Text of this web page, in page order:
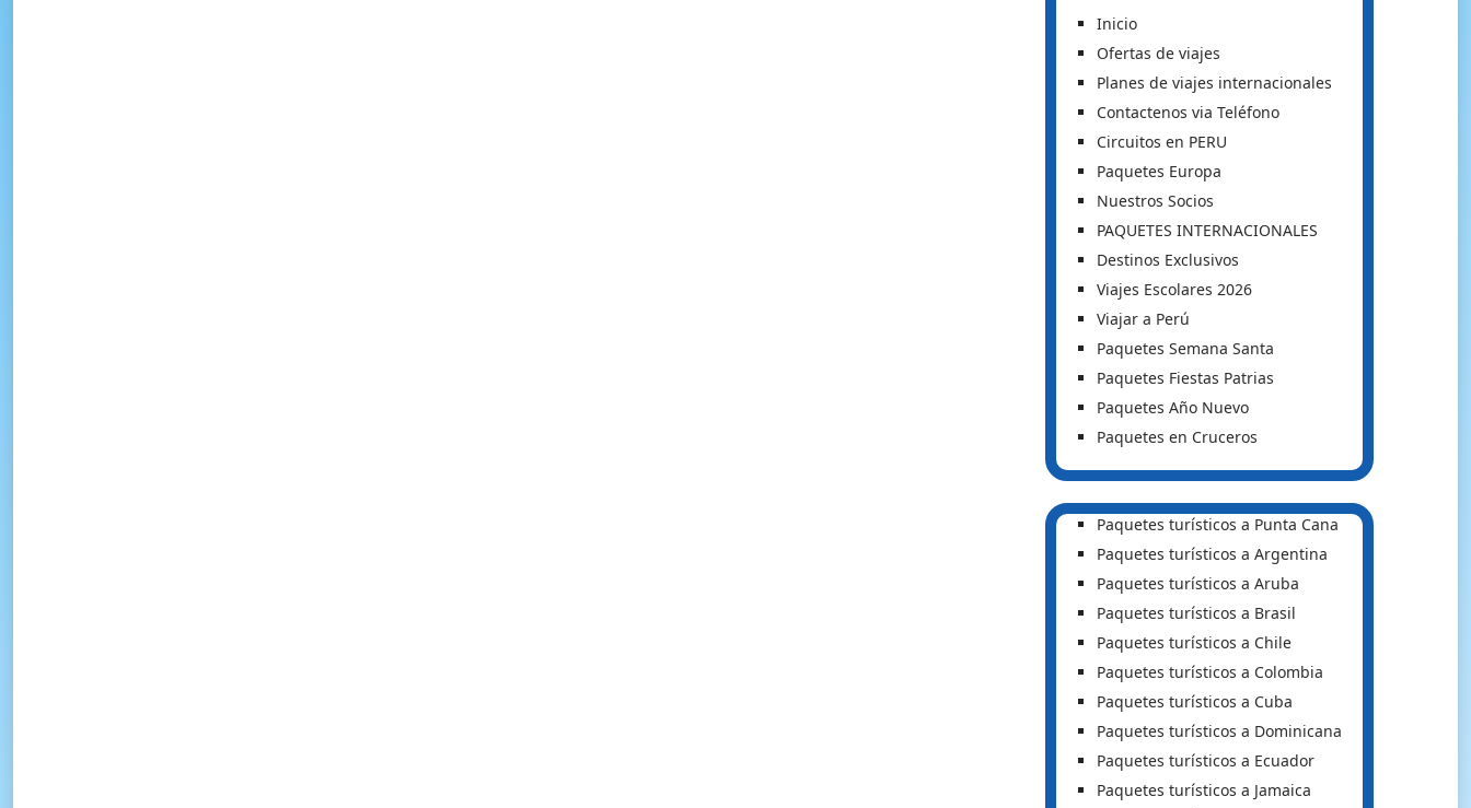
Inicio
Ofertas de viajes
Planes de viajes internacionales
Contactenos via Teléfono
Circuitos en PERU
Paquetes Europa
Nuestros Socios
PAQUETES INTERNACIONALES
Destinos Exclusivos
Viajes Escolares 2026
Viajar a Perú
Paquetes Semana Santa
Paquetes Fiestas Patrias
Paquetes Año Nuevo
Paquetes en Cruceros
Paquetes turísticos a Punta Cana
Paquetes turísticos a Argentina
Paquetes turísticos a Aruba
Paquetes turísticos a Brasil
Paquetes turísticos a Chile
Paquetes turísticos a Colombia
Paquetes turísticos a Cuba
Paquetes turísticos a Dominicana
Paquetes turísticos a Ecuador
Paquetes turísticos a Jamaica